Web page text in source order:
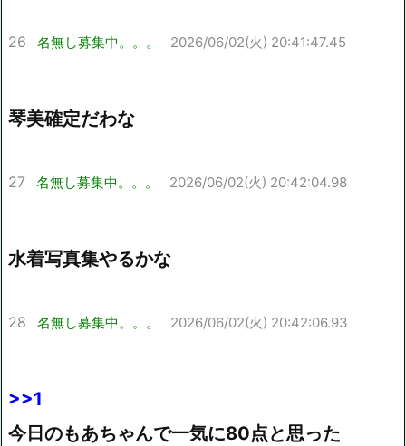
26 名無し募集中。。。 2026/06/02(火) 20:41:47.45
琴美確定だわな
27 名無し募集中。。。 2026/06/02(火) 20:42:04.98
水着写真集やるかな
28 名無し募集中。。。 2026/06/02(火) 20:42:06.93
>>1
今日のもあちゃんで一気に80点と思った